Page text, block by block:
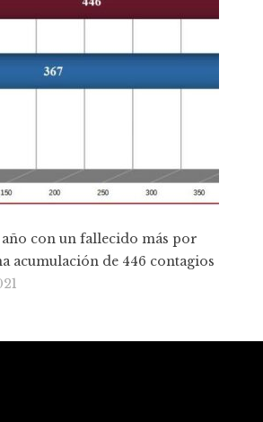
con un fallecido más por
acumulación de 446 contagios